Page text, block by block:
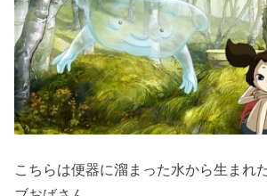
こちらは便器に溜まった水から生まれ